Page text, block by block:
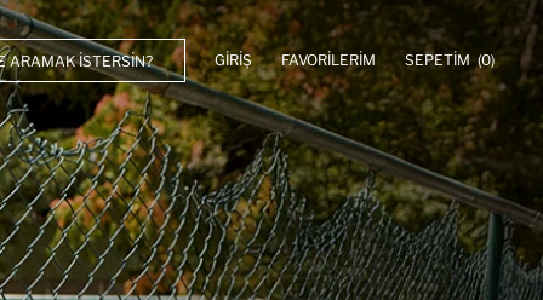
GIRIŞ FAVORILERIM SEPETIM (0)